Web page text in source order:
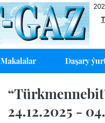
Makalalar Daşary
24.12.2025 -